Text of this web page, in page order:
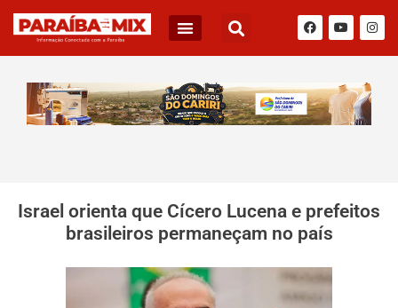
Israel orienta que Cícero Lucena e prefeitos
brasileiros permaneçam no país